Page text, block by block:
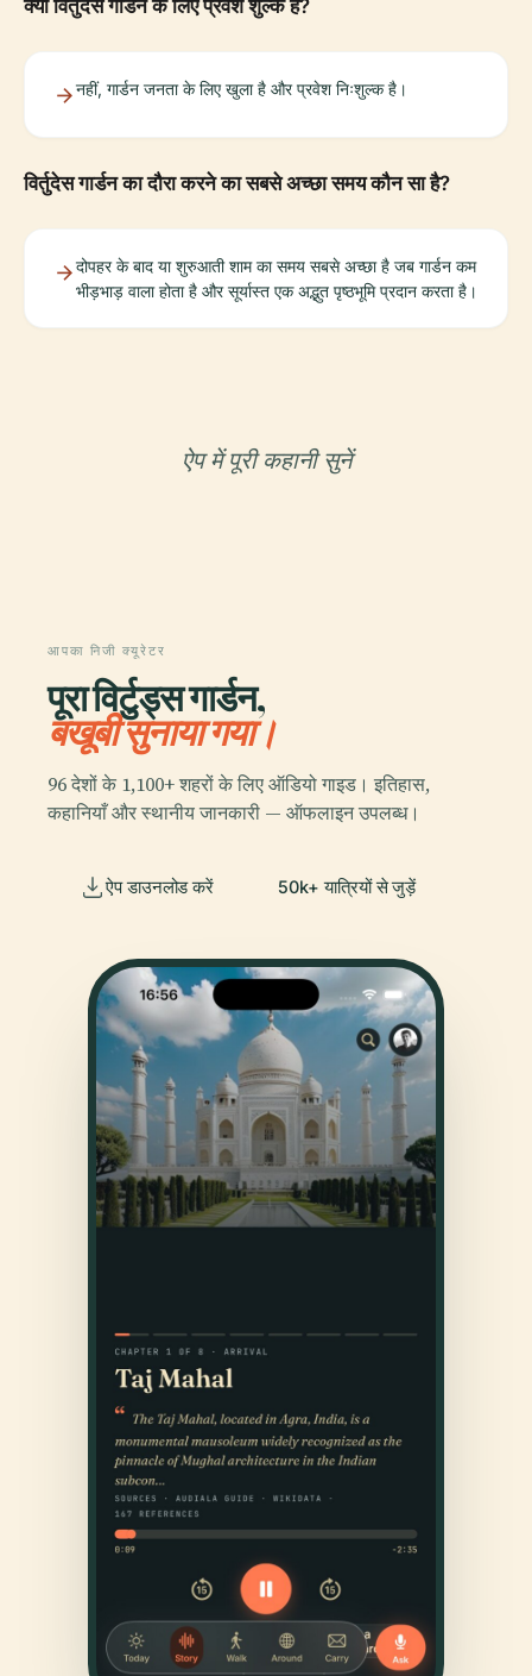
क्या विर्तुदेस गार्डन के लिए प्रवेश शुल्क है?
नहीं, गार्डन जनता के लिए खुला है और प्रवेश निःशुल्क है।
विर्तुदेस गार्डन का दौरा करने का सबसे अच्छा समय कौन सा है?
दोपहर के बाद या शुरुआती शाम का समय सबसे अच्छा है जब गार्डन कम
भीड़भाड़ वाला होता है और सूर्यास्त एक अद्भुत पृष्ठभूमि प्रदान करता है।
ऐप में पूरी कहानी सुनें
आपका निजी क्यूरेटर
पूरा विर्टुड्स गार्डन,
बखूबी सुनाया गया।
96 देशों के 1,100+ शहरों के लिए ऑडियो गाइड। इतिहास,
कहानियाँ और स्थानीय जानकारी — ऑफलाइन उपलब्ध।
ऐप डाउनलोड करें 50k+ यात्रियों से जुड़ें